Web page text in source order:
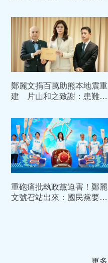
凍結
鄭麗文捐百萬助熊本地震重
建 片山和之致謝：患難見
重砲痛批執政黨迫害！鄭麗
文號召站出來：國民黨要做
更